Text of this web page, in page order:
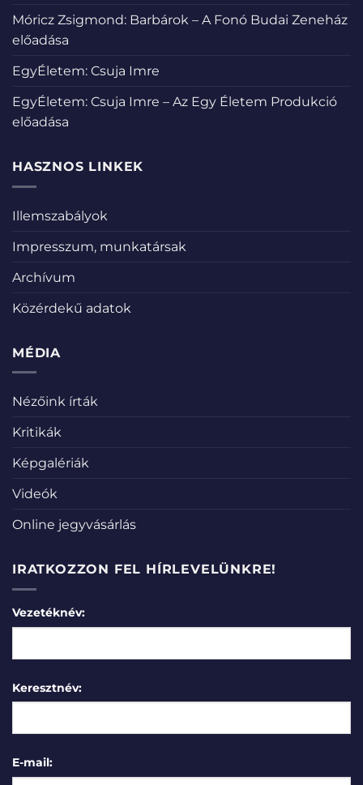
Móricz Zsigmond: Barbárok – A Fonó Budai Zeneház
előadása
EgyÉletem: Csuja Imre
EgyÉletem: Csuja Imre – Az Egy Életem Produkció
előadása
HASZNOS LINKEK
Illemszabályok
Impresszum, munkatársak
Archívum
Közérdekű adatok
MÉDIA
Nézőink írták
Kritikák
Képgalériák
Videók
Online jegyvásárlás
IRATKOZZON FEL HÍRLEVELÜNKRE!
Vezetéknév:
Keresztnév:
E-mail: